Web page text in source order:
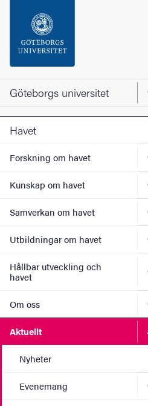
Sidfoten
Om webbplatsen
Göteborgs universitet
Havet
Forskning om havet
Kunskap om havet
Samverkan om havet
Utbildningar om havet
Hållbar utveckling och
havet
Om oss
Aktuellt
Nyheter
Evenemang